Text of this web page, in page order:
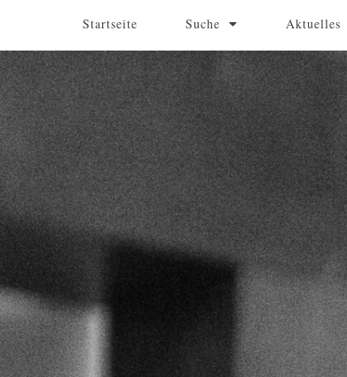
Startseite Suche Aktuelles